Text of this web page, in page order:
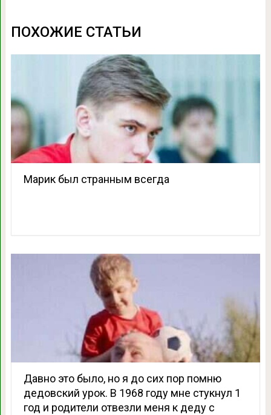
ПОХОЖИЕ СТАТЬИ
Марик был странным всегда
Давно это было, но я до сих пор помню
дедовский урок. В 1968 году мне стукнул 1
год и родители отвезли меня к деду с